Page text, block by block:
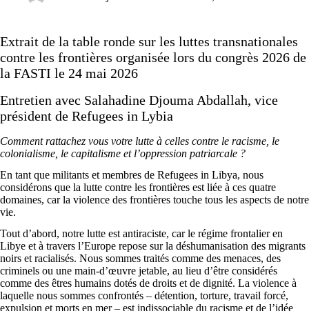
Extrait de la table ronde sur les luttes transnationales
contre les frontières organisée lors du congrès 2026 de
la FASTI le 24 mai 2026
Entretien avec Salahadine Djouma Abdallah, vice
président de Refugees in Lybia
Comment rattachez vous votre lutte à celles contre le racisme, le
colonialisme, le capitalisme et l’oppression patriarcale ?
En tant que militants et membres de Refugees in Libya, nous
considérons que la lutte contre les frontières est liée à ces quatre
domaines, car la violence des frontières touche tous les aspects de notre
vie.
Tout d’abord, notre lutte est antiraciste, car le régime frontalier en
Libye et à travers l’Europe repose sur la déshumanisation des migrants
noirs et racialisés. Nous sommes traités comme des menaces, des
criminels ou une main-d’œuvre jetable, au lieu d’être considérés
comme des êtres humains dotés de droits et de dignité. La violence à
laquelle nous sommes confrontés – détention, torture, travail forcé,
expulsion et morts en mer – est indissociable du racisme et de l’idée